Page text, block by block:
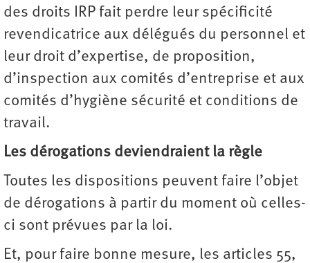
des droits IRP fait perdre leur spécificité
revendicatrice aux délégués du personnel et
leur droit d’expertise, de proposition,
d’inspection aux comités d’entreprise et aux
comités d’hygiène sécurité et conditions de
travail.
Les dérogations deviendraient la règle
Toutes les dispositions peuvent faire l’objet
de dérogations à partir du moment où celles-
ci sont prévues par la loi.
Et, pour faire bonne mesure, les articles 55,